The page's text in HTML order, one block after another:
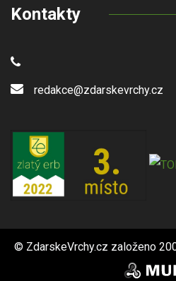
Kontakty
redakce@zdarskevrchy.cz
© ZdarskeVrchy.cz založeno